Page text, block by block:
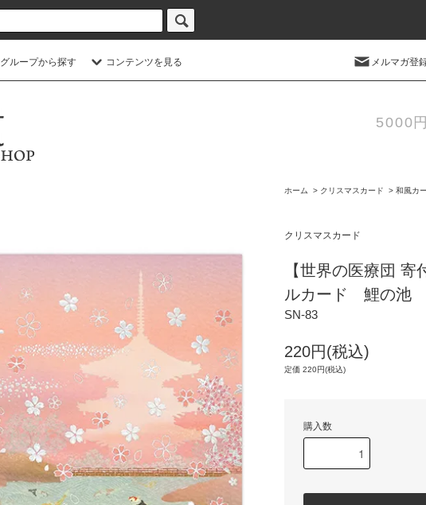
グループから探す コンテンツを見る メルマガ登
5000
ホーム > クリスマスカード > 和風カ
クリスマスカード
【世界の医療団
ルカード 鯉の池
SN-83
220円(税込)
定価 220円(税込)
購入数